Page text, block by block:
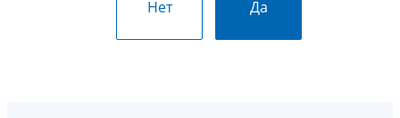
Нет Да